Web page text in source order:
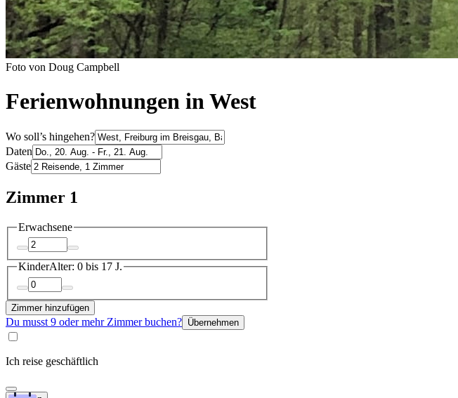
Foto von Doug Campbell
Ferienwohnungen in West
Wo soll’s hingehen?
Daten
Gäste
Zimmer 1
Erwachsene
KinderAlter: 0 bis 17 J.
Zimmer hinzufügen
Du musst 9 oder mehr Zimmer buchen? Übernehmen
Ich reise geschäftlich